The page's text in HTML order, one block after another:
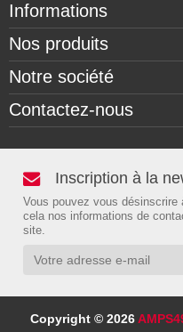
Informations
Nos produits
Notre société
Contactez-nous
Inscription à la
Vous pouvez vous désinscrire
cela nos informations de
site.
Copyright © 2026